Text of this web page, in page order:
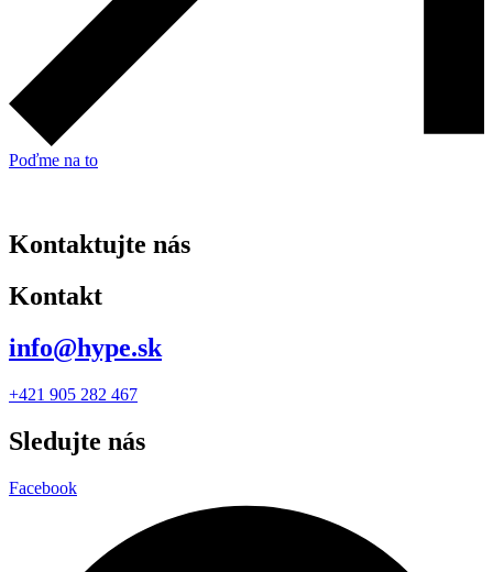
Poďme na to
Kontaktujte nás
Kontakt
info@hype.sk
+421 905 282 467
Sledujte nás
Facebook